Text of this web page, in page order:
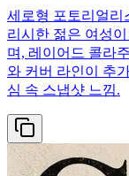
세로형 포토리얼리
리시한 젊은 여성
며, 레이어드 콜라
와 커버 라인이 추
심 속 스냅샷 느낌.